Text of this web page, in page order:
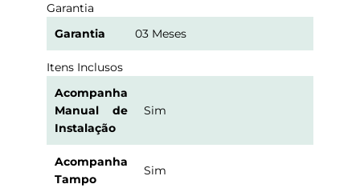
Garantia
Garantia
03 Meses
Itens Inclusos
Acompanha
Manual de
Instalação
Sim
Acompanha
Tampo
Sim